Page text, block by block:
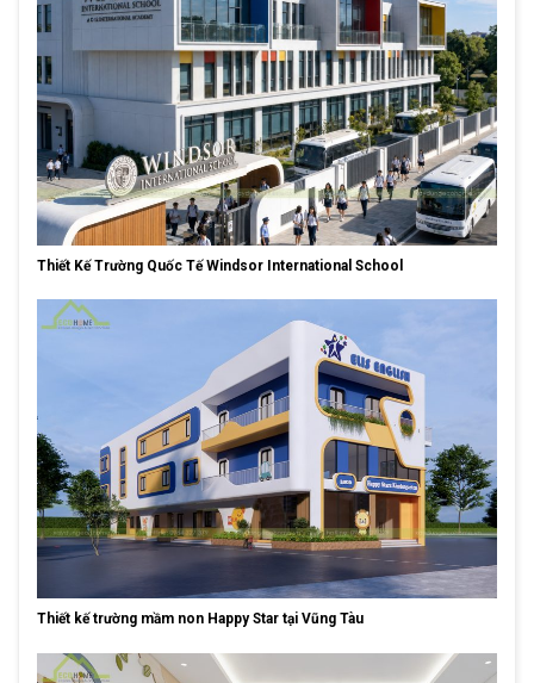
Thiết Kế Trường Quốc Tế Windsor International School
Thiết kế trường mầm non Happy Star tại Vũng Tàu